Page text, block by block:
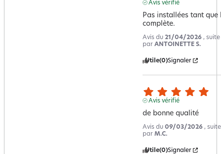
Avis vérifié
Pas installées tant
complète.
Avis du 21/04/2026 ,
par ANTOINETTE S.
Utile(0)Signaler
Avis vérifié
de bonne qualité
Avis du 09/03/2026 ,
par M.C.
Utile(0)Signaler